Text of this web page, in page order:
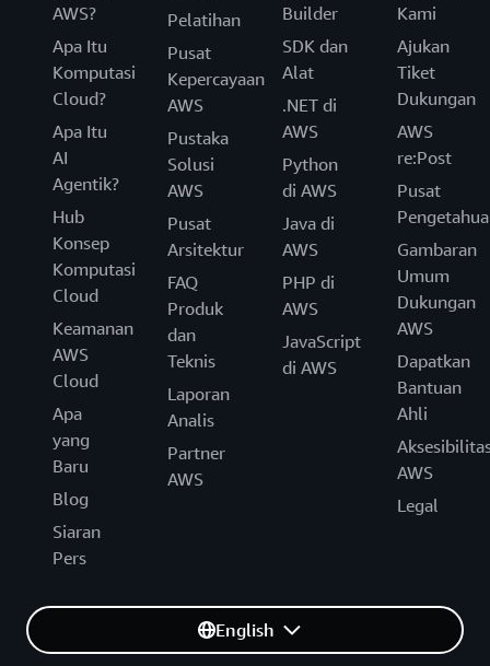
AWS?
Apa Itu
Komputasi
Cloud?
Apa Itu
AI
Agentik?
Hub
Konsep
Komputasi
Cloud
Keamanan
AWS
Cloud
Apa
yang
Baru
Blog
Siaran
Pers
Pelatihan
Pusat
Kepercayaan
AWS
Pustaka
Solusi
AWS
Pusat
Arsitektur
FAQ
Produk
dan
Teknis
Laporan
Analis
Partner
AWS
Builder
SDK dan
Alat
.NET di
AWS
Python
di AWS
Java di
AWS
PHP di
AWS
JavaScript
di AWS
Kami
Ajukan
Tiket
Dukungan
AWS
re:Post
Pusat
Gambaran
Umum
Dukungan
AWS
Dapatkan
Bantuan
Ahli
AWS
Legal
English